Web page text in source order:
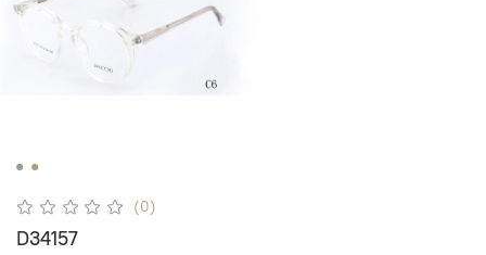
(0)
D34157